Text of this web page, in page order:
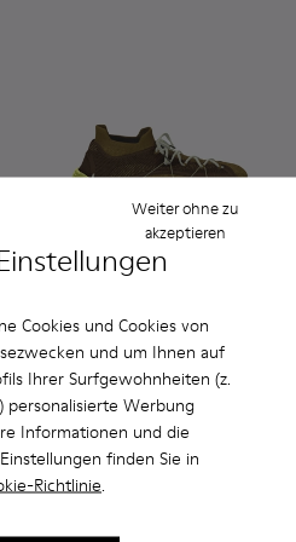
Cookies und Cookies von
und um Ihnen auf
Ihrer Surfgewohnheiten (z.
personalisierte Werbung
Informationen und die
finden Sie in
Richtlinie.
Weiter ohne zu
akzeptieren
Custom Roku
180 €
Personalisieren